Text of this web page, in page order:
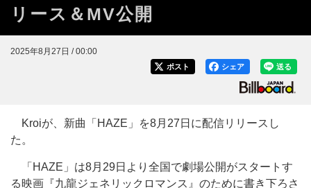
リース＆MV公開
2025年8月27日 / 00:00
送る
シェア
ポスト
Kroiが、新曲「HAZE」を8月27日に配信リリースし
た。
「HAZE」は8月29日より全国で劇場公開がスタートす
る映画『九龍ジェネリックロマンス』のために書き下ろさ